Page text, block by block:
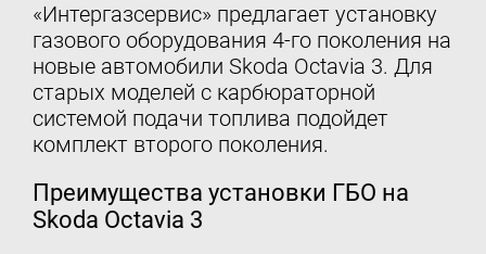
«Интергазсервис» предлагает установку
газового оборудования 4-го поколения на
новые автомобили Skoda Octavia 3. Для
старых моделей с карбюраторной
системой подачи топлива подойдет
комплект второго поколения.
Преимущества установки ГБО на
Skoda Octavia 3